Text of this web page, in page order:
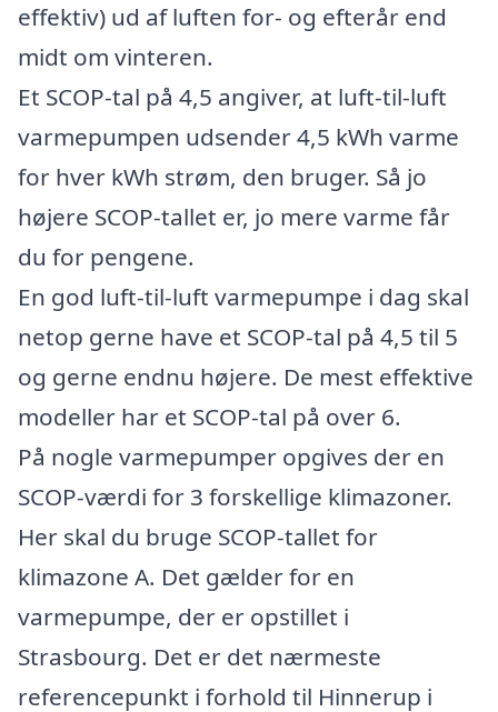
effektiv) ud af luften for- og efterår end
midt om vinteren.
Et SCOP-tal på 4,5 angiver, at luft-til-luft
varmepumpen udsender 4,5 kWh varme
for hver kWh strøm, den bruger. Så jo
højere SCOP-tallet er, jo mere varme får
du for pengene.
En god luft-til-luft varmepumpe i dag skal
netop gerne have et SCOP-tal på 4,5 til 5
og gerne endnu højere. De mest effektive
modeller har et SCOP-tal på over 6.
På nogle varmepumper opgives der en
SCOP-værdi for 3 forskellige klimazoner.
Her skal du bruge SCOP-tallet for
klimazone A. Det gælder for en
varmepumpe, der er opstillet i
Strasbourg. Det er det nærmeste
referencepunkt i forhold til Hinnerup i